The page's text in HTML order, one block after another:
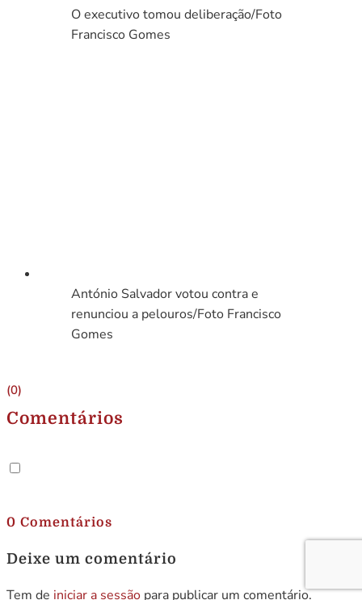
O executivo tomou deliberação/Foto
Francisco Gomes
António Salvador votou contra e
renunciou a pelouros/Foto Francisco
Gomes
(0)
Comentários
0 Comentários
Deixe um comentário
Tem de iniciar a sessão para publicar um comentário.